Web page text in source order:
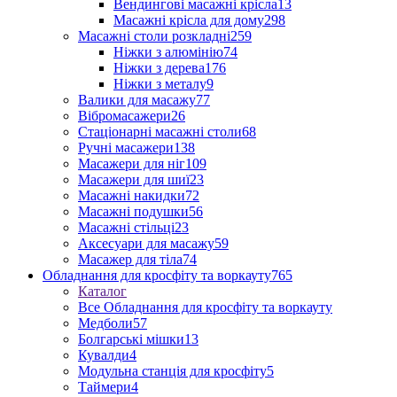
Вендингові масажні крісла13
Масажні крісла для дому298
Масажні столи розкладні259
Ніжки з алюмінію74
Ніжки з дерева176
Ніжки з металу9
Валики для масажу77
Вібромасажери26
Стаціонарні масажні столи68
Ручні масажери138
Масажери для ніг109
Масажери для шиї23
Масажні накидки72
Масажні подушки56
Масажні стільці23
Аксесуари для масажу59
Масажер для тіла74
Обладнання для кросфіту та воркауту765
Каталог
Все Обладнання для кросфіту та воркауту
Медболи57
Болгарські мішки13
Кувалди4
Модульна станція для кросфіту5
Таймери4